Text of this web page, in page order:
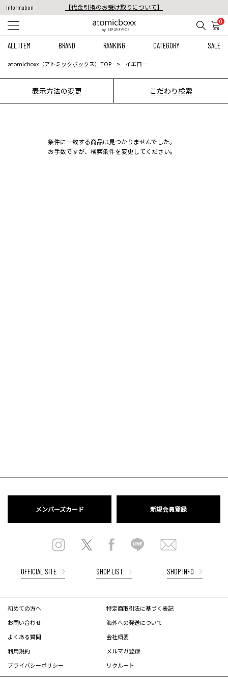
Information
【代金引換のお受け取りについて】
税込11,000円以上のご注文で送料無料！
0
ALL ITEM BRAND RANKING CATEGORY SALE
atomicboxx（アトミックボックス）TOP イエロー
表示方法の変更 こだわり検索
条件に一致する商品は見つかりませんでした。
お手数ですが、検索条件を変更してください。
メンバーズカード 新規会員登録
OFFICIAL SITE SHOP LIST SHOP INFO
初めての方へ
お問い合わせ
よくある質問
利用規約
プライバシーポリシー
特定商取引法に基づく表記
海外への発送について
会社概要
メルマガ登録
リクルート